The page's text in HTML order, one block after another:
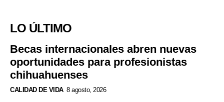
LO ÚLTIMO
Becas internacionales abren nuevas
oportunidades para profesionistas
chihuahuenses
CALIDAD DE VIDA 8 agosto, 2026